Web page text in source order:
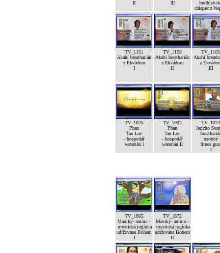
II III
chlapec z
TV_1151
Akahi breatharián
z Ekvádoru
I
TV_1158
Akahi breatharián
z Ekvádoru
II
TV_1165
Akahi
z
III
TV_1025
Phan
Tan Loc
- hospodář
waterián I
TV_1032
Phan
Tan Loc
- hospodář
waterián II
TV_1074
Jericho
osobný
fitnes
I
TV_1865
Maniky- amma –
mystická jogínka
udržována Bohem
I
TV_1872
Maniky- amma –
mystická jogínka
udržována Bohem
II